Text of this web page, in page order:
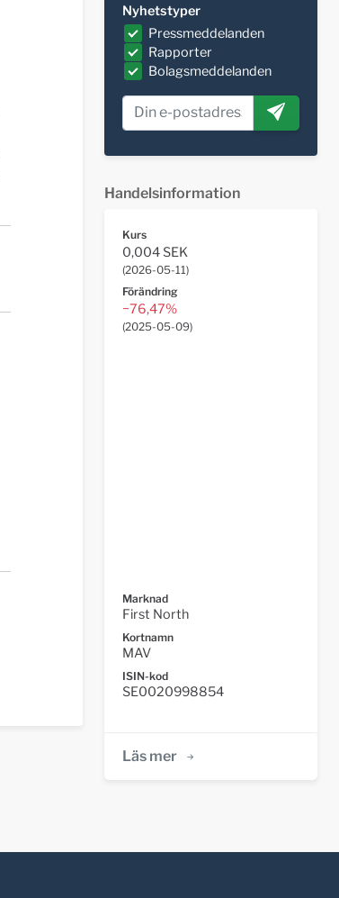
Nyhetstyper
Pressmeddelanden
Rapporter
Bolagsmeddelanden
Handelsinformation
Kurs
0,004 SEK
(2026-05-11)
Förändring
−76,47%
(2025-05-09)
Marknad
First North
Kortnamn
MAV
ISIN-kod
SE0020998854
Läs mer